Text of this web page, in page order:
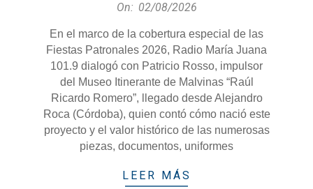
02
On: 02/08/2026
En el marco de la cobertura especial de las
Fiestas Patronales 2026, Radio María Juana
101.9 dialogó con Patricio Rosso, impulsor
del Museo Itinerante de Malvinas “Raúl
Ricardo Romero”, llegado desde Alejandro
Roca (Córdoba), quien contó cómo nació este
proyecto y el valor histórico de las numerosas
piezas, documentos, uniformes
LEER MÁS